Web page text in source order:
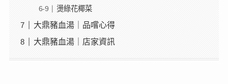
燙綠花椰菜
大鼎豬血湯｜品嚐心得
大鼎豬血湯｜店家資訊